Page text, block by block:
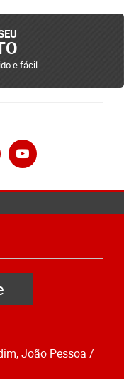
e fácil.
João Pessoa /